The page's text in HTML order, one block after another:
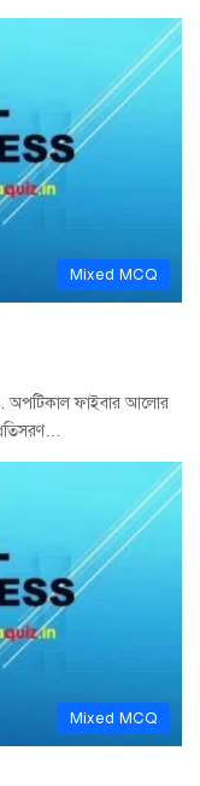
Mixed MCQ
ফাইবার আলোর
Mixed MCQ